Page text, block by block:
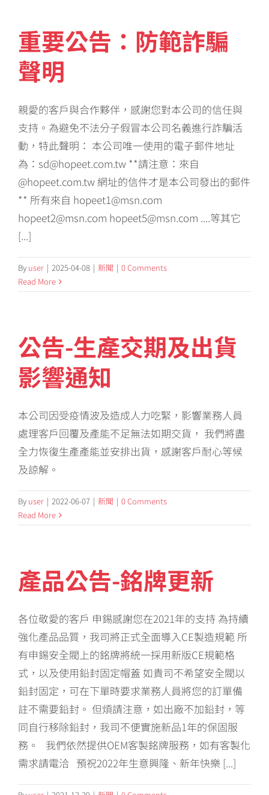
重要公告：防範詐騙
聲明
親愛的客戶與合作夥伴，感謝您對本公司的信任與
支持。為避免不法分子假冒本公司名義進行詐騙活
動，特此聲明： 本公司唯一使用的電子郵件地址
為：sd@hopeet.com.tw **請注意：來自
@hopeet.com.tw 網址的信件才是本公司發出的郵件
** 所有來自 hopeet1@msn.com
hopeet2@msn.com hopeet5@msn.com ....等其它
[...]
By user | 2025-04-08 | 新聞 | 0 Comments
Read More
公告-生產交期及出貨
影響通知
本公司因受疫情波及造成人力吃緊，影響業務人員
處理客戶回覆及產能不足無法如期交貨， 我們將盡
全力恢復生產產能並安排出貨，感謝客戶耐心等候
及諒解。
By user | 2022-06-07 | 新聞 | 0 Comments
Read More
產品公告-銘牌更新
各位敬愛的客戶 申錫感謝您在2021年的支持 為持續
強化產品品質，我司將正式全面導入CE製造規範 所
有申錫安全閥上的銘牌將統一採用新版CE規範格
式，以及使用鉛封固定帽蓋 如貴司不希望安全閥以
鉛封固定，可在下單時要求業務人員將您的訂單備
註不需要鉛封。 但煩請注意，如出廠不加鉛封，等
同自行移除鉛封，我司不便實施新品1年的保固服
務。 我們依然提供OEM客製銘牌服務，如有客製化
需求請電洽 預祝2022年生意興隆、新年快樂 [...]